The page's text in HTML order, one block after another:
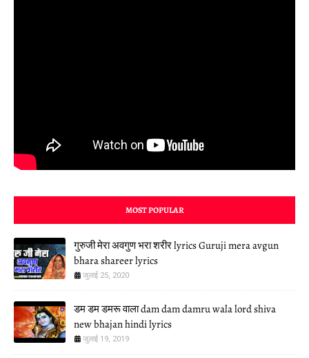
MOST POPULAR
गुरुजी मेरा अवगुण भरा शरीर lyrics Guruji mera avgun
bhara shareer lyrics
जुलाई 25, 2020
डम डम डमरू वाला dam dam damru wala lord shiva
new bhajan hindi lyrics
जुलाई 19, 2019